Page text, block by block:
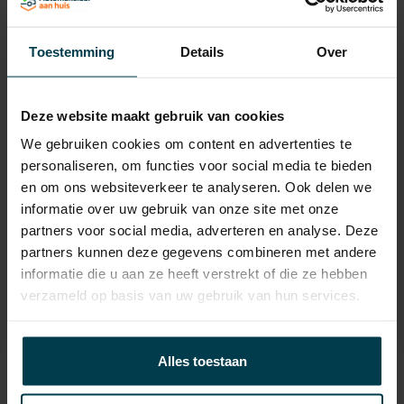
Toestemming Details Over
Deze website maakt gebruik van cookies
We gebruiken cookies om content en advertenties te
personaliseren, om functies voor social media te bieden
en om ons websiteverkeer te analyseren. Ook delen we
informatie over uw gebruik van onze site met onze
partners voor social media, adverteren en analyse. Deze
partners kunnen deze gegevens combineren met andere
informatie die u aan ze heeft verstrekt of die ze hebben
verzameld op basis van uw gebruik van hun services.
Alles toestaan
Laadvermogen
APK
tot 08-01-2028
Onderhoudsboekje
Energielabel
9 L/100KM
Wegenbelasting min
€ 307 /kwartaal